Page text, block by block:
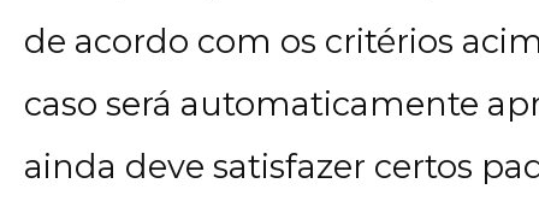
de acordo com os critérios
caso será automaticamente
ainda deve satisfazer certos